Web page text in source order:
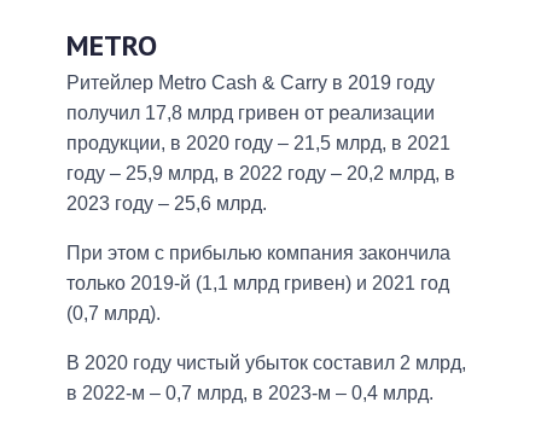
METRO
Ритейлер Metro Cash & Carry в 2019 году
получил 17,8 млрд гривен от реализации
продукции, в 2020 году – 21,5 млрд, в 2021
году – 25,9 млрд, в 2022 году – 20,2 млрд, в
2023 году – 25,6 млрд.
При этом с прибылью компания закончила
только 2019-й (1,1 млрд гривен) и 2021 год
(0,7 млрд).
В 2020 году чистый убыток составил 2 млрд,
в 2022-м – 0,7 млрд, в 2023-м – 0,4 млрд.